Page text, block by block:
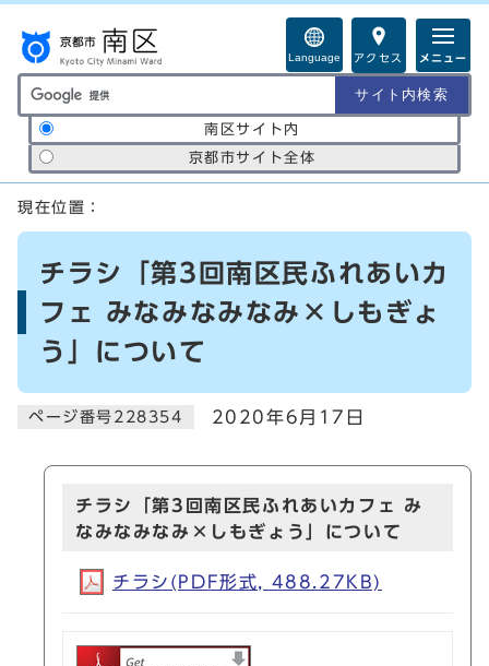
Language アクセス メニュー
サイト内検索の範囲
南区サイト内
京都市サイト全体
ここから本文です
現在位置：
チラシ「第3回南区民ふれあいカ
フェ みなみなみなみ×しもぎょ
う」について
ページ番号228354 2020年6月17日
チラシ「第3回南区民ふれあいカフェ み
なみなみなみ×しもぎょう」について
チラシ(PDF形式, 488.27KB)